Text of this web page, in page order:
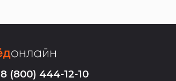
8 (800) 444-12-10